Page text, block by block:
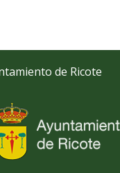
de Ricote